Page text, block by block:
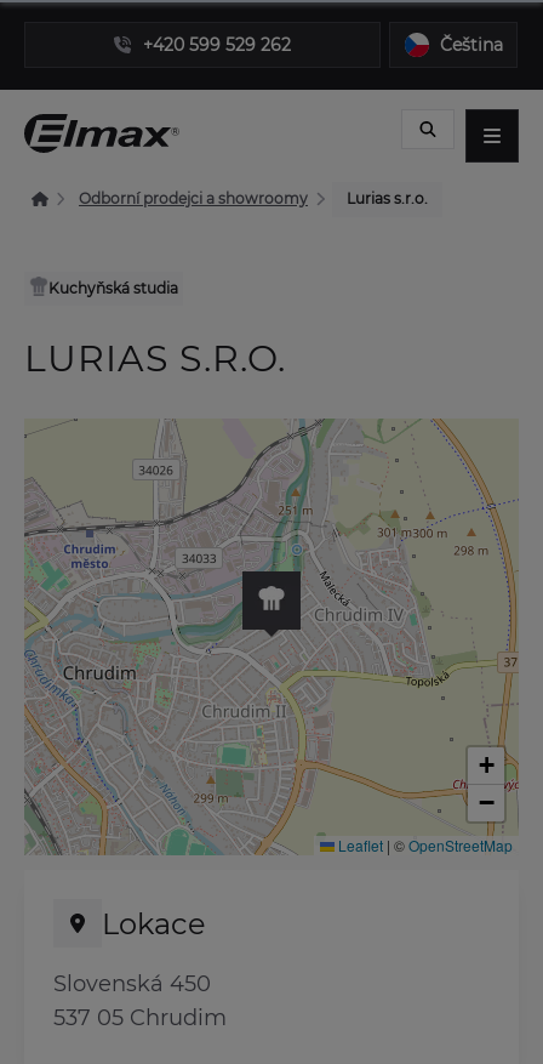
+420 599 529 262 Čeština
Odborní prodejci a showroomy Lurias s.r.o.
Kuchyňská studia
LURIAS S.R.O.
Lokace
Slovenská 450
537 05 Chrudim
+
−
Leaflet | ©OpenStreetMap